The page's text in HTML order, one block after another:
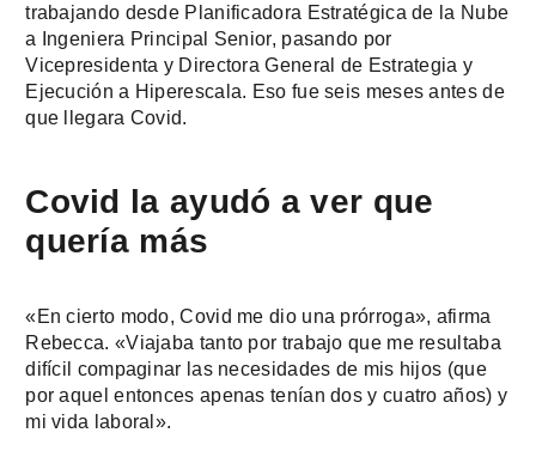
trabajando desde Planificadora Estratégica de la Nube
a Ingeniera Principal Senior, pasando por
Vicepresidenta y Directora General de Estrategia y
Ejecución a Hiperescala. Eso fue seis meses antes de
que llegara Covid.
Covid la ayudó a ver que
quería más
«En cierto modo, Covid me dio una prórroga», afirma
Rebecca. «Viajaba tanto por trabajo que me resultaba
difícil compaginar las necesidades de mis hijos (que
por aquel entonces apenas tenían dos y cuatro años) y
mi vida laboral».